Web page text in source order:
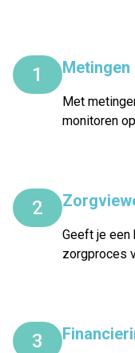
1 Metingen
Met
monitoren
2
Geeft je een
zorgproces
3